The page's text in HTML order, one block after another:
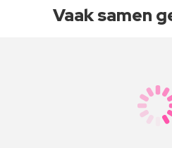
Vaak samen